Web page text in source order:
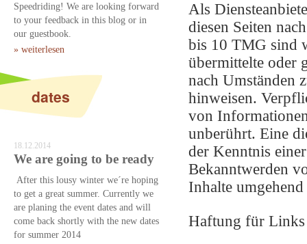
Speedriding! We are looking forward
to your feedback in this blog or in
our guestbook.
» weiterlesen
dates
18.12.2014
We are going to be ready
After this lousy winter we´re hoping
to get a great summer. Currently we
are planing the event dates and will
come back shortly with the new dates
for summer 2014
Als
diesen Seiten
bis 10 TMG sind
übermittelte oder
nach Umständen
hinweisen.
von
unberührt. Eine
der Kenntnis
Bekanntwerden
Inhalte
Haftung für Links